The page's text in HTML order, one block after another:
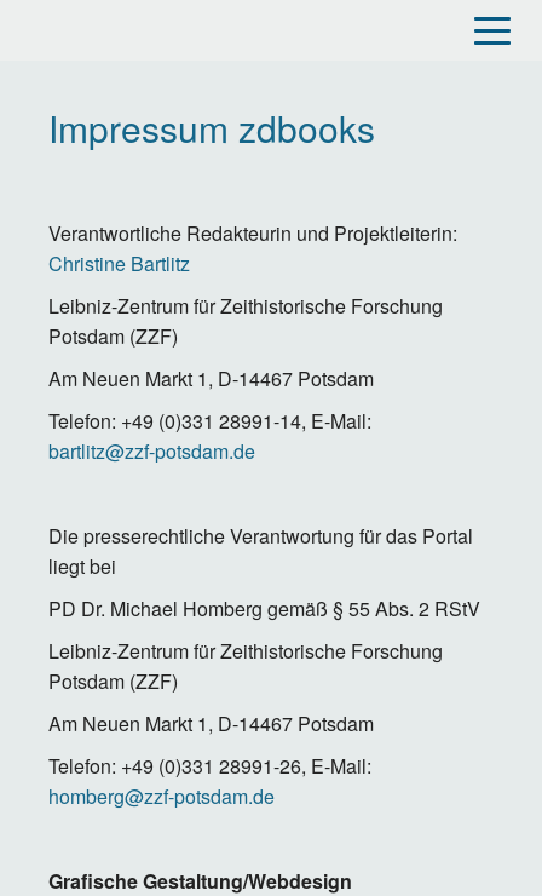
Impressum zdbooks
Verantwortliche Redakteurin und Projektleiterin:
Christine Bartlitz
Leibniz-Zentrum für Zeithistorische Forschung
Potsdam (ZZF)
Am Neuen Markt 1, D-14467 Potsdam
Telefon: +49 (0)331 28991-14, E-Mail:
bartlitz@zzf-potsdam.de
Die presserechtliche Verantwortung für das Portal
liegt bei
PD Dr. Michael Homberg gemäß § 55 Abs. 2 RStV
Leibniz-Zentrum für Zeithistorische Forschung
Potsdam (ZZF)
Am Neuen Markt 1, D-14467 Potsdam
Telefon: +49 (0)331 28991-26, E-Mail:
homberg@zzf-potsdam.de
Grafische Gestaltung/Webdesign